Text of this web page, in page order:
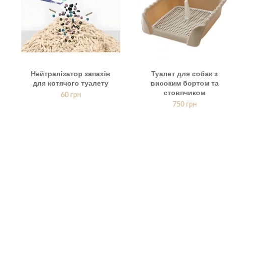
Нейтралізатор запахів
для котячого туалету
60грн
Туалет для собак з
високим бортом та
стовпчиком
750грн